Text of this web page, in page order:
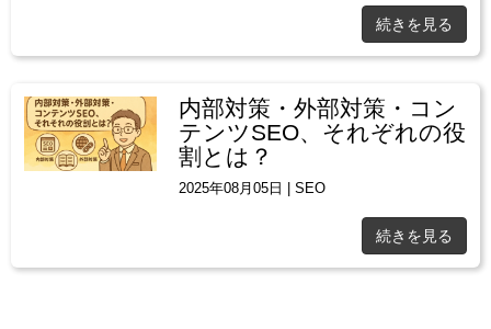
続きを見る
内部対策・外部対策・コン
テンツSEO、それぞれの役
割とは？
2025年08月05日 |SEO
続きを見る